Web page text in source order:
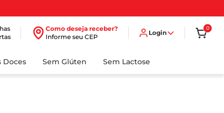
Como deseja receber?
Informe seu CEP
Login
0
Doces Sem Glúten Sem Lactose